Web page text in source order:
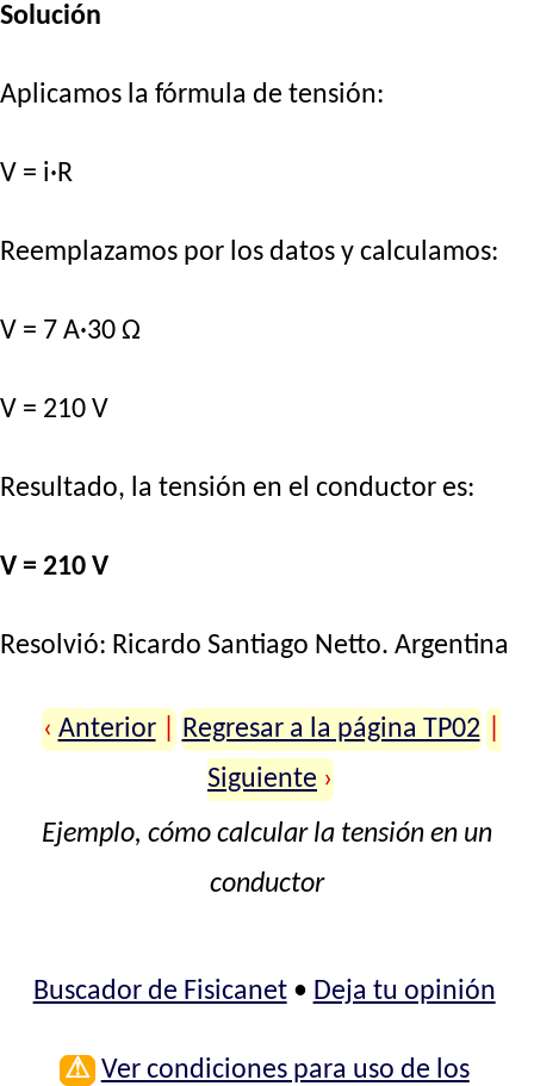
Solución
Aplicamos la fórmula de tensión:
V = i·R
Reemplazamos por los datos y calculamos:
V = 7 A·30 Ω
V = 210 V
Resultado, la tensión en el conductor es:
V = 210 V
Resolvió: Ricardo Santiago Netto. Argentina
‹ Anterior Regresar a la página TP02
Siguiente ›
Ejemplo, cómo calcular la tensión en un
conductor
Buscador de Fisicanet• Deja tu opinión
⚠ Ver condiciones para uso de los